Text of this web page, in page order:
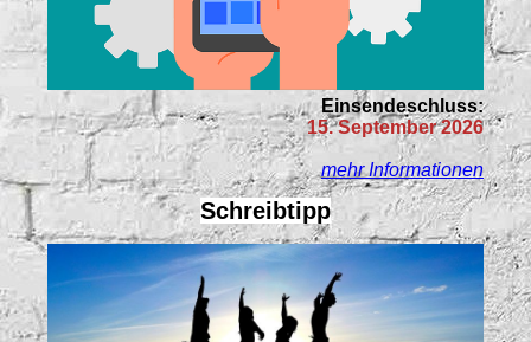
Einsendeschluss:
15. September 2026
mehr Informationen
Schreibtipp